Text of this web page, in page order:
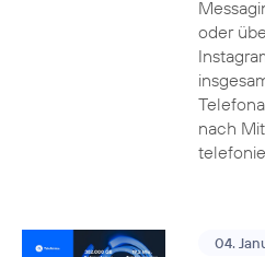
oder
nach
04.